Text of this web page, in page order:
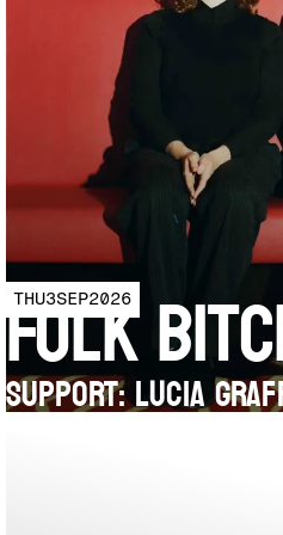
THU3SEP2026
Folk
SUPPORT: Lucia